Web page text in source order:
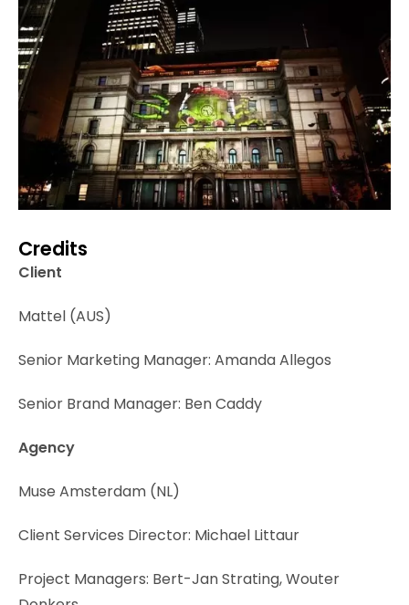
Credits
Client
Mattel (AUS)
Senior Marketing Manager: Amanda Allegos
Senior Brand Manager: Ben Caddy
Agency
Muse Amsterdam (NL)
Client Services Director: Michael Littaur
Project Managers: Bert-Jan Strating, Wouter